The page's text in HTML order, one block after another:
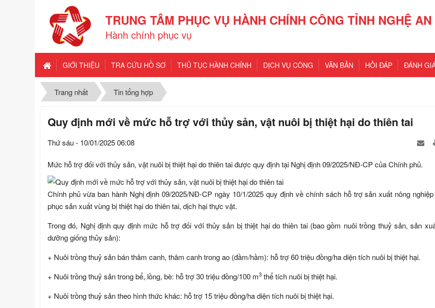
TRUNG TÂM PHỤC VỤ HÀNH CHÍNH CÔNG TỈNH NGHỆ AN
Hành chính phục vụ
GIỚI THIỆU TRA CỨU HỒ SƠ THỦ TỤC HÀNH CHÍNH DỊCH VỤ CÔNG VĂN BẢN HỎI ĐÁP ĐÁNH
Trang nhất Tin tổng hợp
Quy định mới về mức hỗ trợ với thủy sản, vật nuôi bị thiệt hại do thiên tai
Thứ sáu - 10/01/2025 06:08
Mức hỗ trợ đối với thủy sản, vật nuôi bị thiệt hại do thiên tai được quy định tại Nghị định 09/2025/NĐ-CP của Chính phủ.
Chính phủ vừa ban hành Nghị định 09/2025/NĐ-CP ngày 10/1/2025 quy định về chính sách hỗ trợ sản xuất nông
phục sản xuất vùng bị thiệt hại do thiên tai, dịch hại thực vật.
Trong đó, Nghị định quy định mức hỗ trợ đối với thủy sản bị thiệt hại do thiên tai (bao gồm nuôi trồng thuỷ sản, sản
dưỡng giống thủy sản):
+ Nuôi trồng thuỷ sản bán thâm canh, thâm canh trong ao (đầm/hầm): hỗ trợ 60 triệu đồng/ha diện tích nuôi bị thiệt hại.
+ Nuôi trồng thuỷ sản trong bể, lồng, bè: hỗ trợ 30 triệu đồng/100 m3 thể tích nuôi bị thiệt hại.
+ Nuôi trồng thuỷ sản theo hình thức khác: hỗ trợ 15 triệu đồng/ha diện tích nuôi bị thiệt hại.